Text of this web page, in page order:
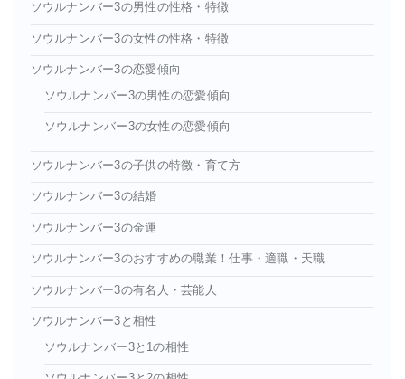
ソウルナンバー3の男性の性格・特徴
ソウルナンバー3の女性の性格・特徴
ソウルナンバー3の恋愛傾向
ソウルナンバー3の男性の恋愛傾向
ソウルナンバー3の女性の恋愛傾向
ソウルナンバー3の子供の特徴・育て方
ソウルナンバー3の結婚
ソウルナンバー3の金運
ソウルナンバー3のおすすめの職業！仕事・適職・天職
ソウルナンバー3の有名人・芸能人
ソウルナンバー3と相性
ソウルナンバー3と1の相性